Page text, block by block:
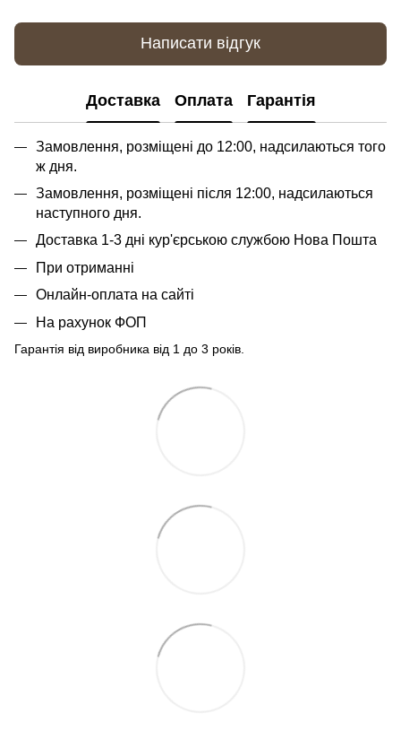
Написати відгук
Доставка Оплата Гарантія
Замовлення, розміщені до 12:00, надсилаються того
ж дня.
Замовлення, розміщені після 12:00, надсилаються
наступного дня.
Доставка 1-3 дні кур'єрською службою Нова Пошта
При отриманні
Онлайн-оплата на сайті
На рахунок ФОП
Гарантія від виробника від 1 до 3 років.